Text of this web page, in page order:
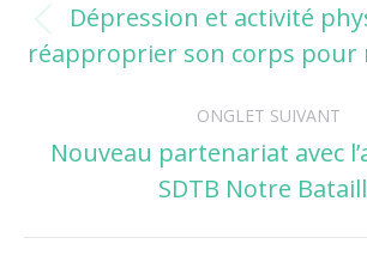
commentaire
Onglet
précédent
Dépression et activité
réapproprier son corps pour
ONGLET SUIVANT
Onglet
suivant
Nouveau partenariat avec
SDTB Notre